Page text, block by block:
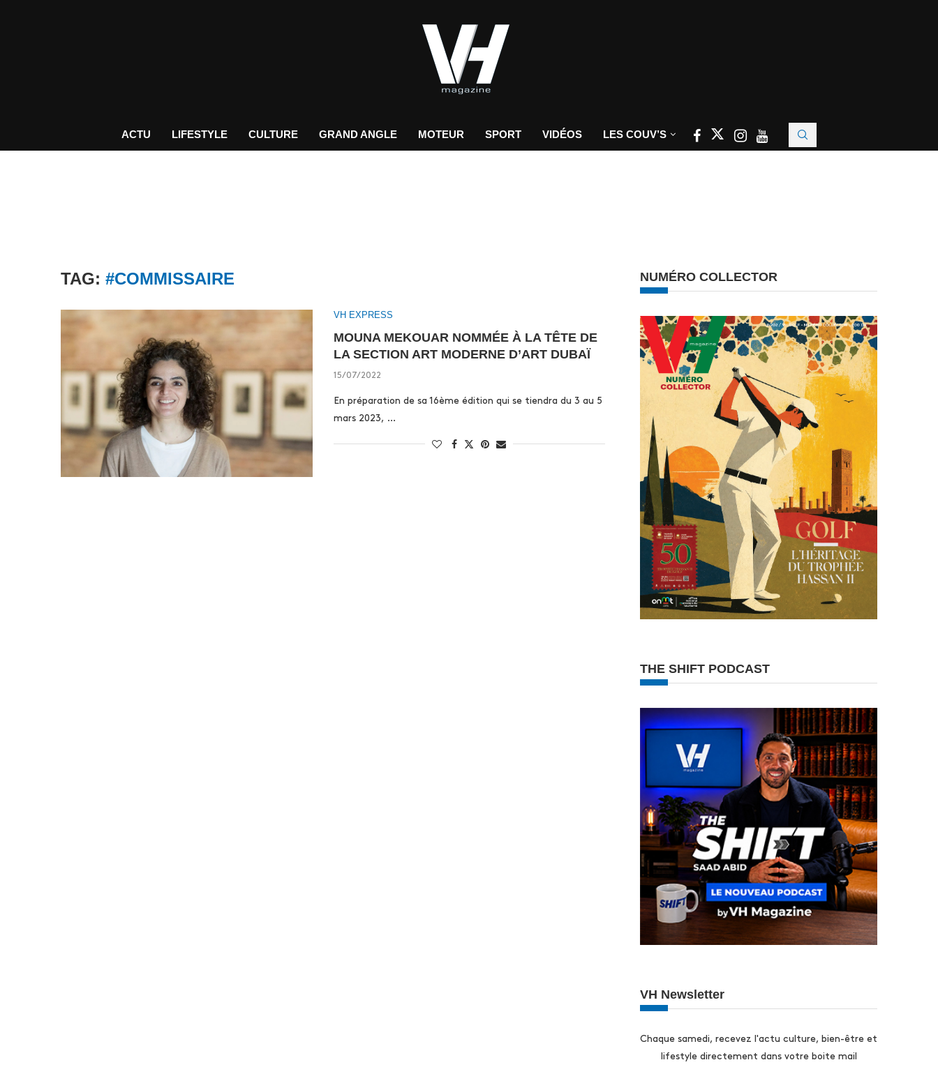
ACTU LIFESTYLE CULTURE GRAND ANGLE MOTEUR SPORT VIDÉOS LES COUV’S
TAG: #COMMISSAIRE
VH EXPRESS
MOUNA MEKOUAR NOMMÉE À LA TÊTE DE
LA SECTION ART MODERNE D’ART DUBAÏ
15/07/2022
En préparation de sa 16ème édition qui se tiendra du 3 au 5
mars 2023, …
NUMÉRO COLLECTOR
THE SHIFT PODCAST
VH Newsletter
Chaque samedi, recevez l'actu culture, bien-être et
lifestyle directement dans votre boite mail